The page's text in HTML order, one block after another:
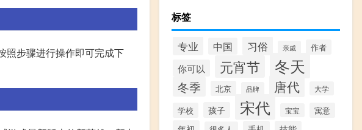
照步骤进行操作即可完成下
标签
专业 中国 习俗 亲戚 作者
你可以 元宵节 冬天
冬季 北京 品牌 唐代 大学
学校 孩子 宋代 宝宝 寓意